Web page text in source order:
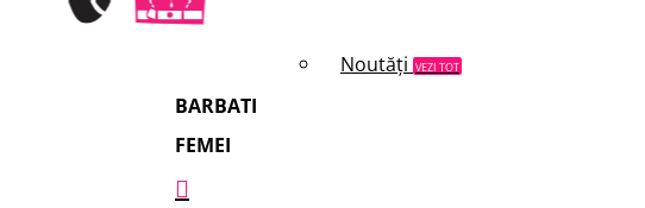
Noutăți VEZI TOT
BARBATI
FEMEI